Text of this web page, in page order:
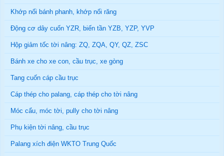
Khớp nối bánh phanh, khớp nối răng
Động cơ dây cuốn YZR, biến tần YZB, YZP, YVP
Hộp giảm tốc tời nâng: ZQ, ZQA, QY, QZ, ZSC
Bánh xe cho xe con, cầu trục, xe gòng
Tang cuốn cáp cầu trục
Cáp thép cho palang, cáp thép cho tời nâng
Móc cẩu, móc tời, pully cho tời nâng
Phụ kiện tời nâng, cầu trục
Palang xích điện WKTO Trung Quốc